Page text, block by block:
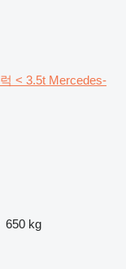
< 3.5t Mercedes-
650 kg